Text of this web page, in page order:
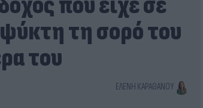
τη σορό του
του
ΕΛΈΝΗ ΚΑΡΑΘΆΝΟΥ